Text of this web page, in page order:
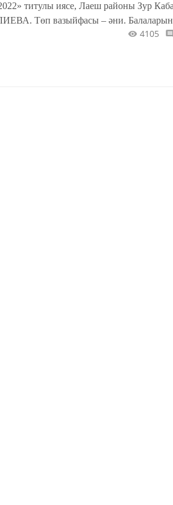
титулы иясе, Лаеш районы Зур
Төп вазыйфасы – әни. Балаларын
сабыйларга да гаиләле4105